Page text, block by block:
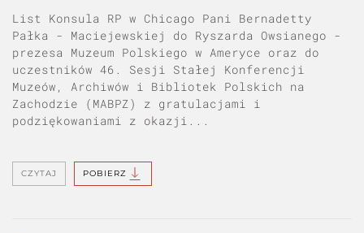
List Konsula RP w Chicago Pani Bernadetty
Pałka - Maciejewskiej do Ryszarda Owsianego -
prezesa Muzeum Polskiego w Ameryce oraz do
uczestników 46. Sesji Stałej Konferencji
Muzeów, Archiwów i Bibliotek Polskich na
Zachodzie (MABPZ) z gratulacjami i
podziękowaniami z okazji...
CZYTAJ POBIERZ